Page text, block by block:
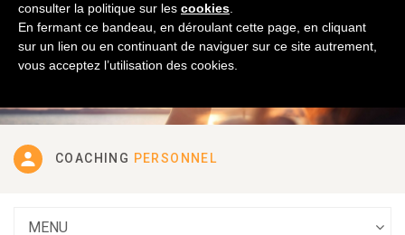
COACHING PERSONNEL
MENU
consulter la politique sur les cookies
En fermant ce bandeau, en déroulant cette page, en cliquant
sur un lien ou en continuant de naviguer sur ce site autrement,
vous acceptez l’utilisation des cookies.